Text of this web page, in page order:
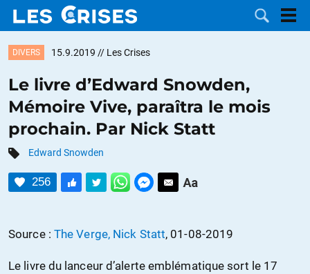
DOSSIERS
CATÉGORIES
MOTS CLÉS
DIVERS 15.9.2019 // Les Crises
Le livre d’Edward Snowden,
Mémoire Vive, paraîtra le mois
prochain. Par Nick Statt
Edward Snowden
256
Source : The Verge, Nick Statt, 01-08-2019
Le livre du lanceur d’alerte emblématique sort le 17